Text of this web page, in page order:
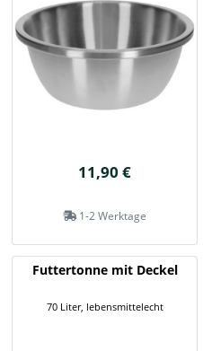
11,90 €
1-2 Werktage
Futtertonne mit Deckel
70 Liter, lebensmittelecht